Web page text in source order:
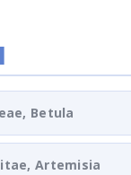
Betula
Artemisia